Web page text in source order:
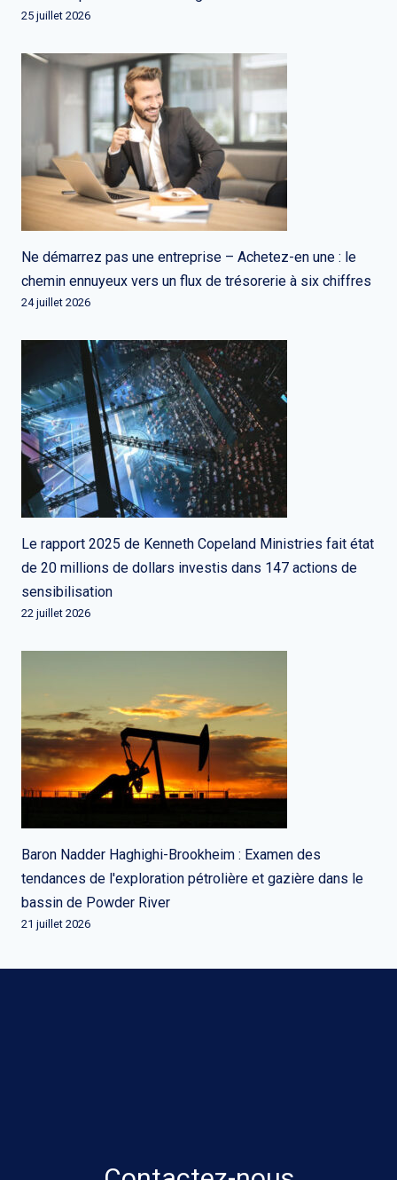
25 juillet 2026
Ne démarrez pas une entreprise – Achetez-en une : le
chemin ennuyeux vers un flux de trésorerie à six chiffres
24 juillet 2026
Le rapport 2025 de Kenneth Copeland Ministries fait état
de 20 millions de dollars investis dans 147 actions de
sensibilisation
22 juillet 2026
Baron Nadder Haghighi-Brookheim : Examen des
tendances de l'exploration pétrolière et gazière dans le
bassin de Powder River
21 juillet 2026